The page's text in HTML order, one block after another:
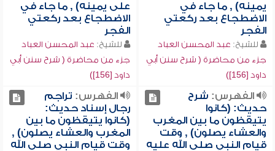
يمينه) , ما جاء في
الاضطجاع بعد ركعتي
الفجر
للشيخ: عبد المحسن العباد
جزء من محاضرة ( شرح سنن أبي
داود [156])
على يمينه) , ما جاء في
الاضطجاع بعد ركعتي
الفجر
للشيخ: عبد المحسن العباد
جزء من محاضرة ( شرح سنن أبي
داود [156])
الفهرس: شرح
حديث: (كانوا
يتيقظون ما بين المغرب
والعشاء يصلون) , وقت
قيام النبي صلى الله عليه
الفهرس: تراجم
رجال إسناد حديث:
(كانوا يتيقظون ما بين
المغرب والعشاء يصلون) ,
وقت قيام النبي صلى الله